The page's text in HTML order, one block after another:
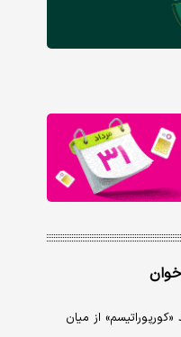
«کورپوراتیسم» از میان